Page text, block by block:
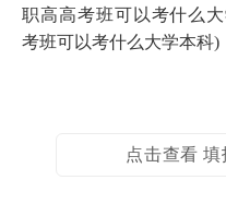
职高高考班可以考什么
考班可以考什么大学本科)
点击查看